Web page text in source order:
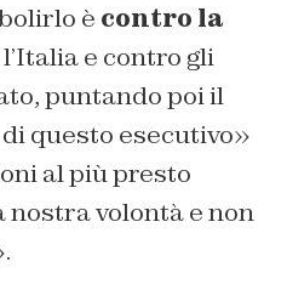
è contro la
e contro gli
puntando poi il
questo esecutivo»
al più presto
nostra volontà e non